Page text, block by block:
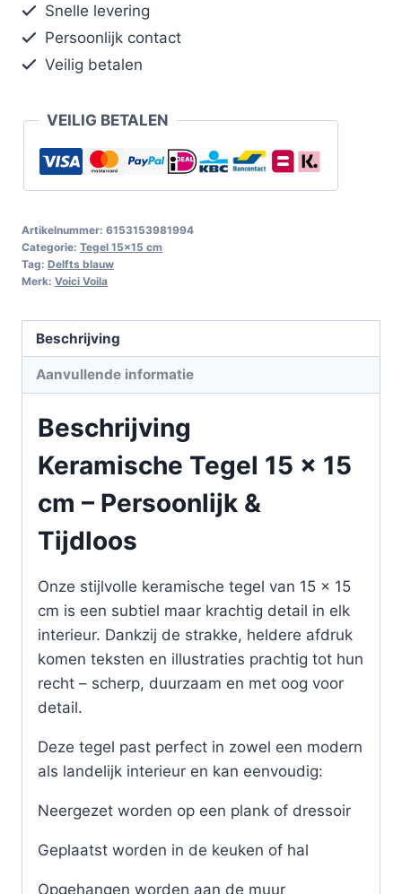
Snelle levering
Persoonlijk contact
Veilig betalen
VEILIG BETALEN
Artikelnummer: 6153153981994
Categorie: Tegel 15x15 cm
Tag: Delfts blauw
Merk: Voici Voila
Beschrijving
Aanvullende informatie
Beschrijving
Keramische Tegel 15 x 15
cm – Persoonlijk &
Tijdloos
Onze stijlvolle keramische tegel van 15 x 15
cm is een subtiel maar krachtig detail in elk
interieur. Dankzij de strakke, heldere afdruk
komen teksten en illustraties prachtig tot hun
recht – scherp, duurzaam en met oog voor
detail.
Deze tegel past perfect in zowel een modern
als landelijk interieur en kan eenvoudig:
Neergezet worden op een plank of dressoir
Geplaatst worden in de keuken of hal
Opgehangen worden aan de muur